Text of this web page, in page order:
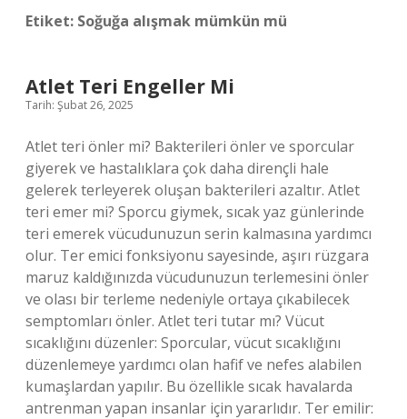
Etiket: Soğuğa alışmak mümkün mü
Atlet Teri Engeller Mi
Tarih: Şubat 26, 2025
Atlet teri önler mi? Bakterileri önler ve sporcular
giyerek ve hastalıklara çok daha dirençli hale
gelerek terleyerek oluşan bakterileri azaltır. Atlet
teri emer mi? Sporcu giymek, sıcak yaz günlerinde
teri emerek vücudunuzun serin kalmasına yardımcı
olur. Ter emici fonksiyonu sayesinde, aşırı rüzgara
maruz kaldığınızda vücudunuzun terlemesini önler
ve olası bir terleme nedeniyle ortaya çıkabilecek
semptomları önler. Atlet teri tutar mı? Vücut
sıcaklığını düzenler: Sporcular, vücut sıcaklığını
düzenlemeye yardımcı olan hafif ve nefes alabilen
kumaşlardan yapılır. Bu özellikle sıcak havalarda
antrenman yapan insanlar için yararlıdır. Ter emilir: